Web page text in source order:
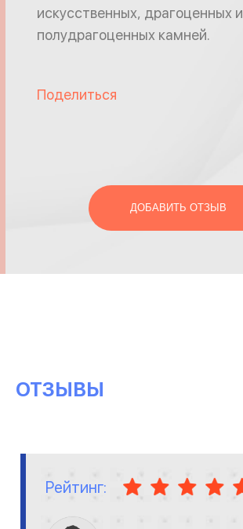
искусственных, драгоценных и
полудрагоценных камней.
Поделиться
ДОБАВИТЬ ОТЗЫВ
ОТЗЫВЫ
Рейтинг: